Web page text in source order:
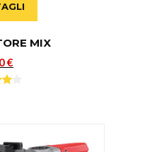
MIX
€